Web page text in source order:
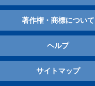
著作権・商標について
ヘルプ
サイトマップ